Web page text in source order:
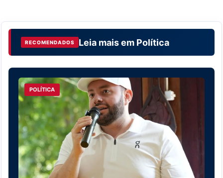
RECOMENDADOS Leia mais em Política
POLÍTICA